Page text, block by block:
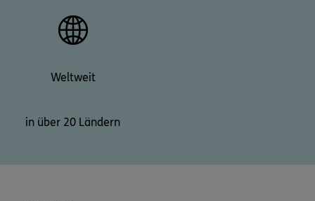
Weltweit
in über 20 Ländern